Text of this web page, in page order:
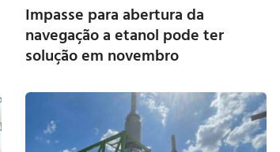
Impasse para abertura da
navegação a etanol pode ter
solução em novembro